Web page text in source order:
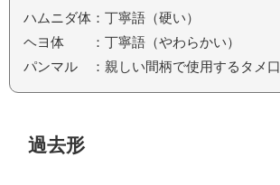
ハムニダ体：丁寧語（硬い）
ヘヨ体 ：丁寧語（やわらかい）
パンマル ：親しい間柄で使用するタメ口
過去形